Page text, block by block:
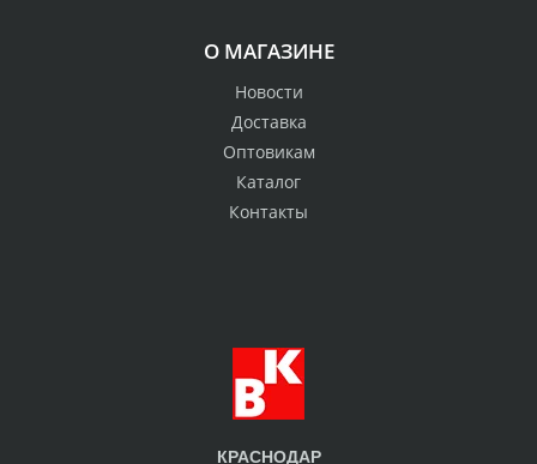
О МАГАЗИНЕ
Новости
Доставка
Оптовикам
Каталог
Контакты
КРАСНОДАР